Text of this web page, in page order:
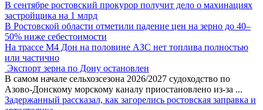
В сентябре ростовский прокурор получит дело о махинациях
застройщика на 1 млрд
В Ростовской области отметили падение цен на зерно до 40–
50% ниже себестоимости
На трассе М4 Дон на половине АЗС нет топлива полностью
или частично
Экспорт зерна по Дону остановлен
В самом начале сельхозсезона 2026/2027 судоходство по
Азово-Донскому морскому каналу приостановлено из-за ...
Задержанный рассказал, как загорелись ростовская заправка и